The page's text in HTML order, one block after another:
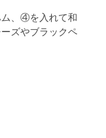
、④を入れて和
ズやブラックペ